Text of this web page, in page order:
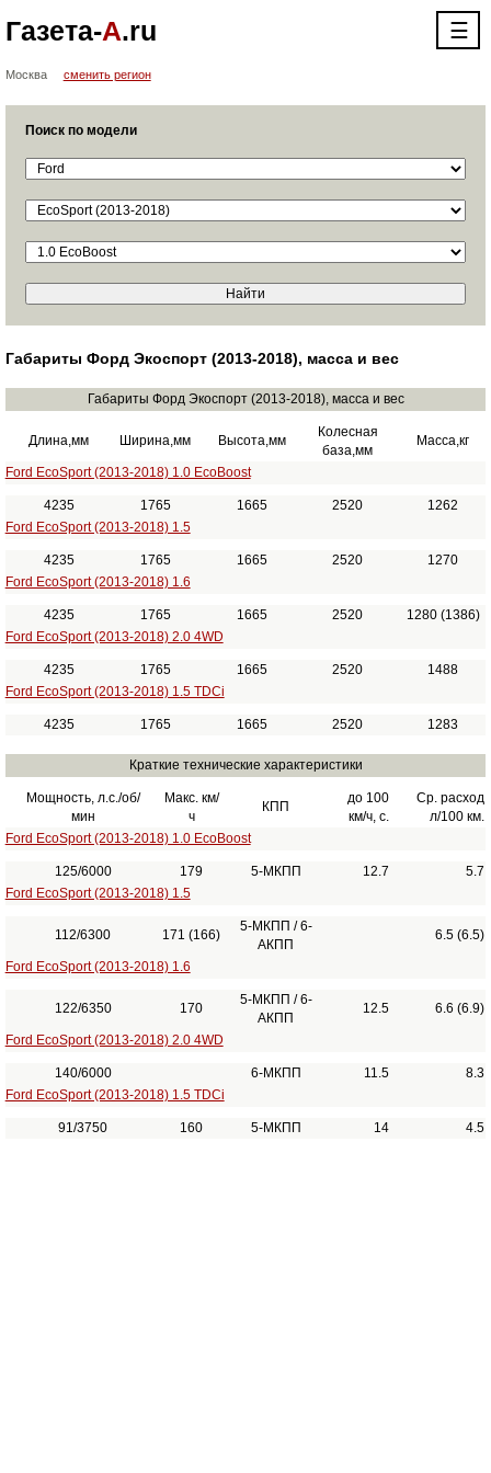
Газета-А.ru ☰
Москва сменить регион
Поиск по модели
Габариты Форд Экоспорт (2013-2018), масса и вес
Габариты Форд Экоспорт (2013-2018), масса и вес
Длина,мм Ширина,мм Высота,мм
Колесная
база,мм
Масса,кг
Ford EcoSport (2013-2018) 1.0 EcoBoost
4235 1765 1665 2520
1262
Ford EcoSport (2013-2018) 1.5
4235 1765 1665 2520
1270
Ford EcoSport (2013-2018) 1.6
4235 1765 1665 2520
1280 (1386)
Ford EcoSport (2013-2018) 2.0 4WD
4235 1765 1665 2520
1488
Ford EcoSport (2013-2018) 1.5 TDCi
4235 1765 1665 2520 1283
Краткие технические характеристики
Мощность, л.с./об/
мин
Макс. км/
ч
КПП
до 100
км/ч, с.
Ср. расход
л/100 км.
Ford EcoSport (2013-2018) 1.0 EcoBoost
125/6000 179 5-МКПП 12.7
5.7
Ford EcoSport (2013-2018) 1.5
112/6300 171 (166)
5-МКПП / 6-
АКПП
6.5 (6.5)
Ford EcoSport (2013-2018) 1.6
122/6350 170
5-МКПП / 6-
АКПП
12.5 6.6 (6.9)
Ford EcoSport (2013-2018) 2.0 4WD
140/6000 6-МКПП 11.5
8.3
Ford EcoSport (2013-2018) 1.5 TDCi
91/3750 160 5-МКПП 14 4.5